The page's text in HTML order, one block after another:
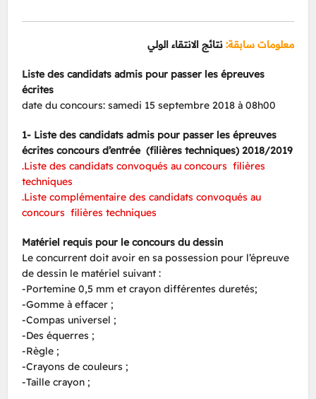
معلومات سابقة: نتائج الانتقاء الولي
Liste des candidats admis pour passer les épreuves
écrites
date du concours: samedi 15 septembre 2018 à 08h00
1- Liste des candidats admis pour passer les épreuves
écrites concours d’entrée (filières techniques) 2018/2019
.Liste des candidats convoqués au concours filières
techniques
.Liste complémentaire des candidats convoqués au
concours filières techniques
Matériel requis pour le concours du dessin
Le concurrent doit avoir en sa possession pour l’épreuve
de dessin le matériel suivant :
-Portemine 0,5 mm et crayon différentes duretés;
-Gomme à effacer ;
-Compas universel ;
-Des équerres ;
-Règle ;
-Crayons de couleurs ;
-Taille crayon ;